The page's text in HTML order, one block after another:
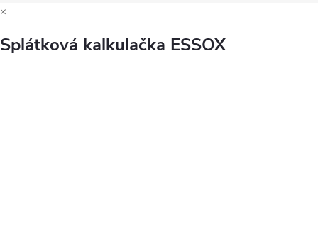
×
Splátková kalkulačka ESSOX